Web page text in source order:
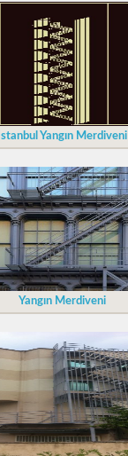
İstanbul Yangın Merdiveni
Yangın Merdiveni